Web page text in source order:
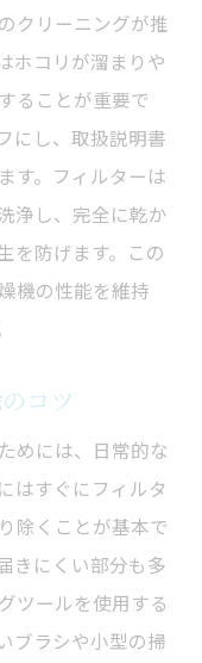
手入れ
のポイント
方法
手入れ
訣
方法
方法
ち
クリーニングが推
ホコリが溜まりや
ることが重要で
にし、取扱説明書
す。フィルターは
浄し、完全に乾か
を防げます。この
機の性能を維持
コツ
めには、日常的な
はすぐにフィルタ
除くことが基本で
きにくい部分も多
ツールを使用する
ブラシや小型の掃